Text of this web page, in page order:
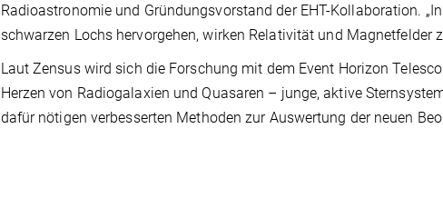
Radioastronomie und Gründungsvorstand der EHT-Kollaboration.
schwarzen Lochs hervorgehen, wirken Relativität und Magnetfelder
Laut Zensus wird sich die Forschung mit dem Event Horizon
Herzen von Radiogalaxien und Quasaren – junge, aktive
dafür nötigen verbesserten Methoden zur Auswertung der neuen